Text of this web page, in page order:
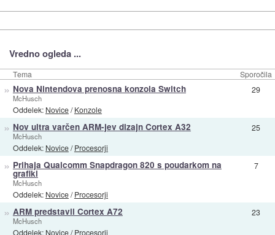
Vredno ogleda ...
Tema Sporočila
» Nova Nintendova prenosna konzola Switch
McHusch
Oddelek: Novice/Konzole
29
» Nov ultra varčen ARM-jev dizajn Cortex A32
McHusch
Oddelek: Novice/Procesorji
25
» Prihaja Qualcomm Snapdragon 820 s poudarkom na
grafiki
McHusch
Oddelek: Novice/Procesorji
7
» ARM predstavil Cortex A72
McHusch
Oddelek: Novice/Procesorji
23